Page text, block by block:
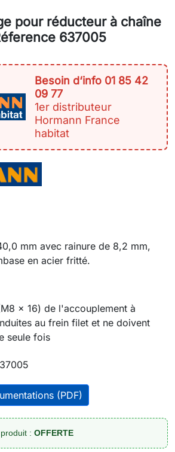
pour réducteur à chaîne
637005
Besoin d‘info 01 85 42
09 77
1er distributeur
Hormann France
habitat
mm avec rainure de 8,2 mm,
en acier fritté.
x 16) de l'accouplement à
au frein filet et ne doivent
seule fois
(PDF)
: OFFERTE